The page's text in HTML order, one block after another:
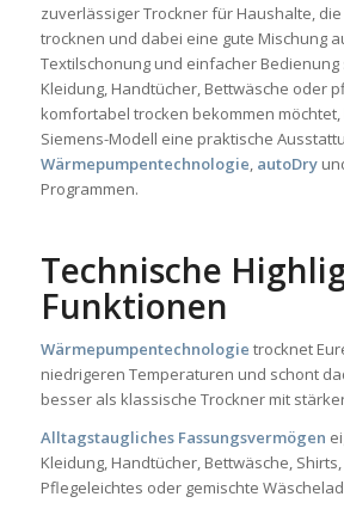
zuverlässiger Trockner für Haushalte,
trocknen und dabei eine gute Mischung
Textilschonung und einfacher Bedienung
Kleidung, Handtücher, Bettwäsche oder
komfortabel trocken bekommen
Siemens-Modell eine praktische
Wärmepumpentechnologie, autoDry
Programmen.
Technische
Funktionen
Wärmepumpentechnologie trocknet
niedrigeren Temperaturen und schont
besser als klassische Trockner mit
Alltagstaugliches Fassungsvermögen
Kleidung, Handtücher, Bettwäsche,
Pflegeleichtes oder gemischte